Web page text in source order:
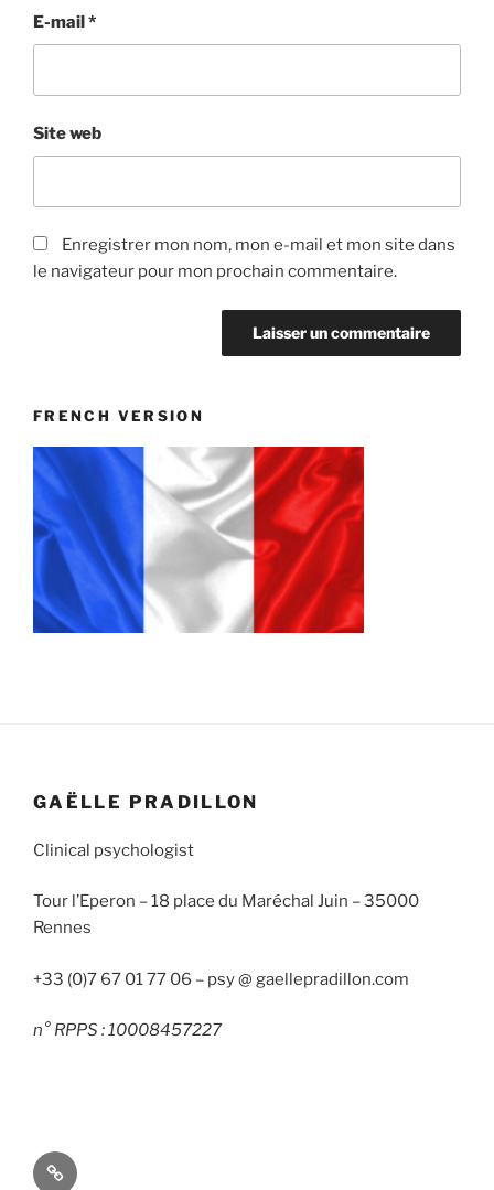
E-mail*
Site web
Enregistrer mon nom, mon e-mail et mon site dans
le navigateur pour mon prochain commentaire.
FRENCH VERSION
GAËLLE PRADILLON
Clinical psychologist
Tour l’Eperon – 18 place du Maréchal Juin – 35000
Rennes
+33 (0)7 67 01 77 06 – psy @ gaellepradillon.com
n° RPPS : 10008457227
French